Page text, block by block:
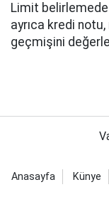
Limit
ayrıca kredi
geçmişini
Anasayfa Künye